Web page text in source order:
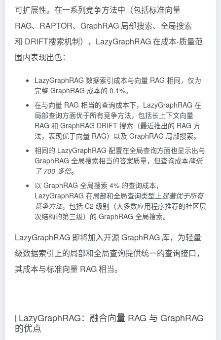
可扩展性。在一系列竞争方法中（包括标准向量
RAG、RAPTOR、GraphRAG 局部搜索、全局搜索
和 DRIFT搜索机制），LazyGraphRAG 在成本-质量范
围内表现出色：
LazyGraphRAG 数据索引成本与向量 RAG 相同，仅为
完整 GraphRAG 成本的 0.1%。
在与向量 RAG 相当的查询成本下，LazyGraphRAG 在
局部查询方面优于所有竞争方法，包括长上下文向量
RAG 和 GraphRAG DRIFT 搜索（最近推出的 RAG 方
法，表现优于向量 RAG）以及 GraphRAG 局部搜索。
相同的 LazyGraphRAG 配置在全局查询方面也显示出与
GraphRAG 全局搜索相当的答案质量，但查询成本降低
了 700 多倍。
以 GraphRAG 全局搜索 4% 的查询成本，
LazyGraphRAG 在局部和全局查询类型上 显著优于所有
竞争方法，包括 C2 级别（大多数应用程序推荐的社区层
次结构的第三级）的 GraphRAG 全局搜索。
LazyGraphRAG 即将加入开源 GraphRAG 库，为轻量
级数据索引上的局部和全局查询提供统一的查询接口，
其成本与标准向量 RAG 相当。
LazyGraphRAG：融合向量 RAG 与 GraphRAG
的优点